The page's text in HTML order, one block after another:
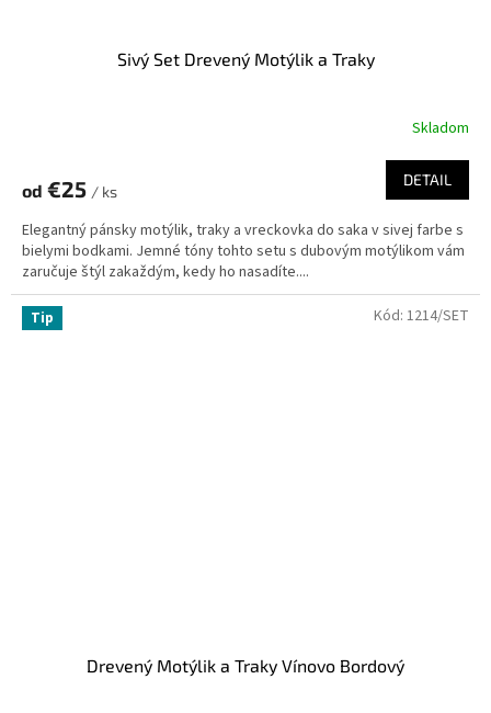
Sivý Set Drevený Motýlik a Traky
Skladom
od €25 / ks
DETAIL
Elegantný pánsky motýlik, traky a vreckovka do saka v sivej farbe s
bielymi bodkami. Jemné tóny tohto setu s dubovým motýlikom vám
zaručuje štýl zakaždým, kedy ho nasadíte....
Tip
Drevený Motýlik a Traky Vínovo Bordový
Kód: 1214/SET